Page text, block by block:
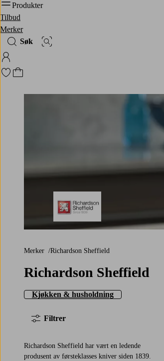
Produkter
Tilbud
Merker
Søk
Bildesøk
Logg på Homeroom
Gå til favorittmerkede produkter
Gå til handlekurven
Richardson Sheffield
Merker Richardson Sheffield
Richardson Sheffield
Kjøkken & husholdning
Filtrer
Richardson Sheffield har vært en ledende
produsent av førsteklasses kniver siden 1839.